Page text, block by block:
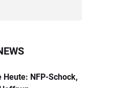
Heute: NFP-Schock,